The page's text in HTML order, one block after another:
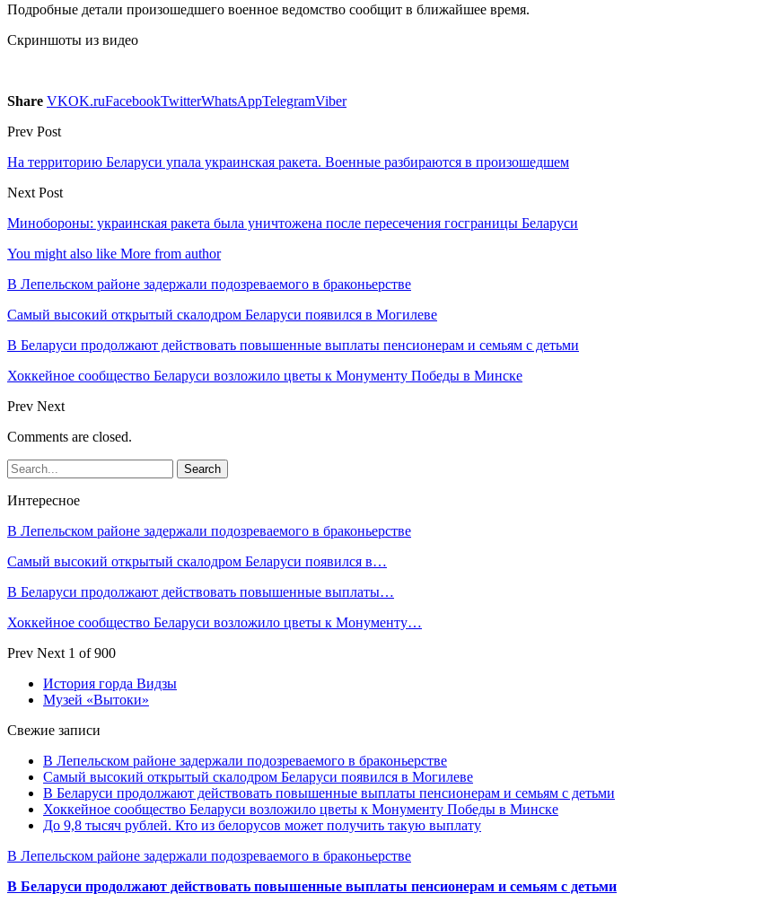
Подробные детали произошедшего военное ведомство сообщит в ближайшее время.
Скриншоты из видео
Share VKOK.ruFacebookTwitterWhatsAppTelegramViber
Prev Post
На территорию Беларуси упала украинская ракета. Военные разбираются в произошедшем
Next Post
Минобороны: украинская ракета была уничтожена после пересечения госграницы Беларуси
You might also like More from author
В Лепельском районе задержали подозреваемого в браконьерстве
Самый высокий открытый скалодром Беларуси появился в Могилеве
В Беларуси продолжают действовать повышенные выплаты пенсионерам и семьям с детьми
Хоккейное сообщество Беларуси возложило цветы к Монументу Победы в Минске
Prev Next
Comments are closed.
Интересное
В Лепельском районе задержали подозреваемого в браконьерстве
Самый высокий открытый скалодром Беларуси появился в…
В Беларуси продолжают действовать повышенные выплаты…
Хоккейное сообщество Беларуси возложило цветы к Монументу…
Prev Next 1 of 900
История горда Видзы
Музей «Вытоки»
Свежие записи
В Лепельском районе задержали подозреваемого в браконьерстве
Самый высокий открытый скалодром Беларуси появился в Могилеве
В Беларуси продолжают действовать повышенные выплаты пенсионерам и семьям с детьми
Хоккейное сообщество Беларуси возложило цветы к Монументу Победы в Минске
До 9,8 тысяч рублей. Кто из белорусов может получить такую выплату
В Лепельском районе задержали подозреваемого в браконьерстве
В Беларуси продолжают действовать повышенные выплаты пенсионерам и семьям с детьми